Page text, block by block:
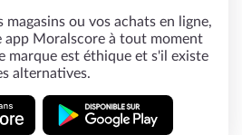
ou vos achats en ligne,
app Moralscore à tout moment
marque est éthique et s'il existe
alternatives.